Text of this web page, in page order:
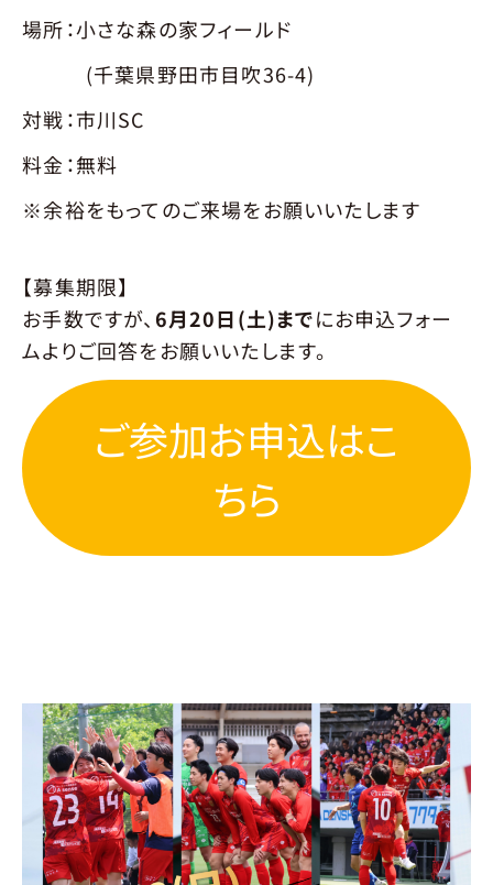
CONTACT お問合せ
場所：小さな森の家フィールド
(千葉県野田市目吹36-4)
対戦：市川SC
料金：無料
※余裕をもってのご来場をお願いいたします
【募集期限】
お手数ですが、 6月20日(土)までにお申込フォー
ムよりご回答をお願いいたします。
ご参加お申込はこ
ちら